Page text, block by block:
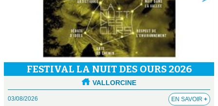
FESTIVAL LA NUIT DES OURS 2026
VALLORCINE
03/08/2026 EN SAVOIR +